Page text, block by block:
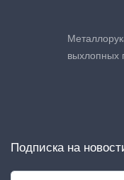
выхлопных
Подписка на